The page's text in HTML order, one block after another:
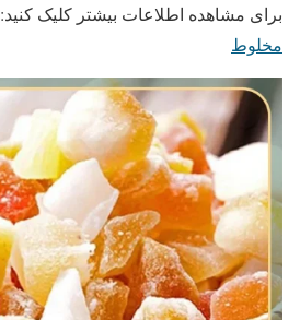
برای مشاهده اطلاعات بیشتر کلیک کنید:
مخلوط